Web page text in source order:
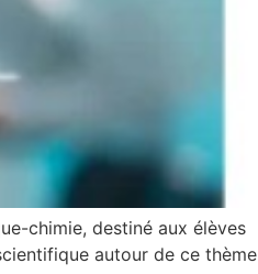
chimie, destiné aux élèves
autour de ce thème